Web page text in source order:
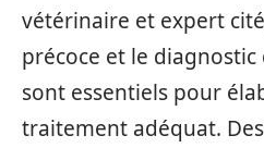
vétérinaire et expert
précoce et le
sont essentiels pour
traitement adéquat.